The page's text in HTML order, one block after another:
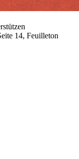
14, Feuilleton